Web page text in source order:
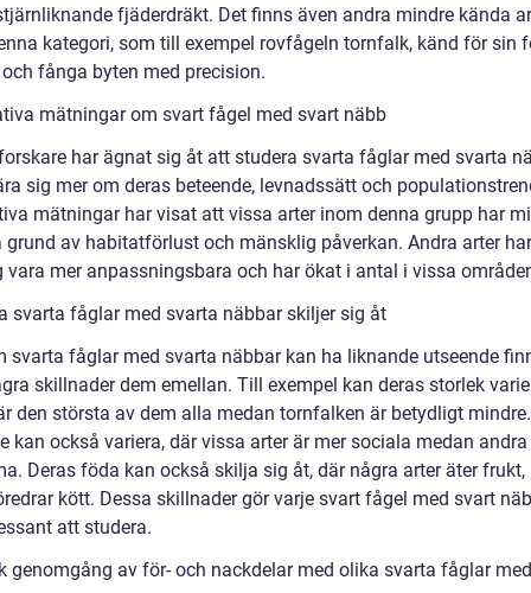
fjäderdräkt. Det finns även andra mindre kända
kategori, som till exempel rovfågeln tornfalk, känd för sin
fånga byten med precision.
mätningar om svart fågel med svart näbb
har ägnat sig åt att studera svarta fåglar med svarta
sig mer om deras beteende, levnadssätt och
mätningar har visat att vissa arter inom denna grupp har
grund av habitatförlust och mänsklig påverkan. Andra arter
vara mer anpassningsbara och har ökat i antal i vissa
svarta fåglar med svarta näbbar skiljer sig åt
svarta fåglar med svarta näbbar kan ha liknande utseende
skillnader dem emellan. Till exempel kan deras storlek
den största av dem alla medan tornfalken är betydligt
kan också variera, där vissa arter är mer sociala medan
Deras föda kan också skilja sig åt, där några arter äter frukt,
kött. Dessa skillnader gör varje svart fågel med svart
att studera.
genomgång av för- och nackdelar med olika svarta fåglar